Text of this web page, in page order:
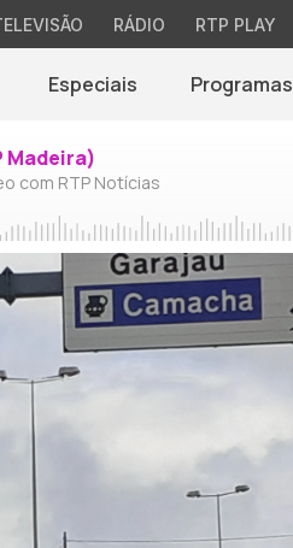
RÁDIO RTP PLAY
Especiais Programas
Madeira)
com RTP Notícias